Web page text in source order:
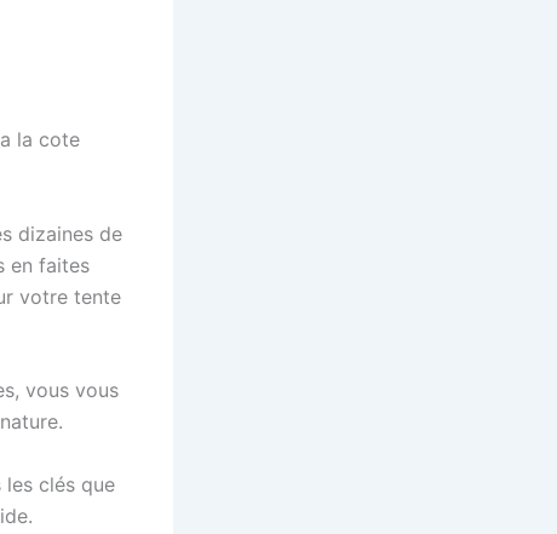
la cote
dizaines de
en faites
votre tente
vous vous
clés que